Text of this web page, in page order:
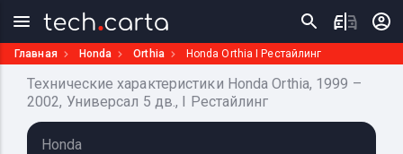
Главная Honda Orthia Honda Orthia I Рестайлинг
Технические характеристики Honda Orthia, 1999 –
2002, Универсал 5 дв., I Рестайлинг
Honda